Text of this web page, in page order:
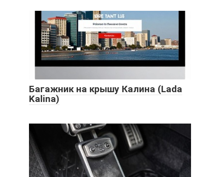
Багажник на крышу Калина (Lada
Kalina)